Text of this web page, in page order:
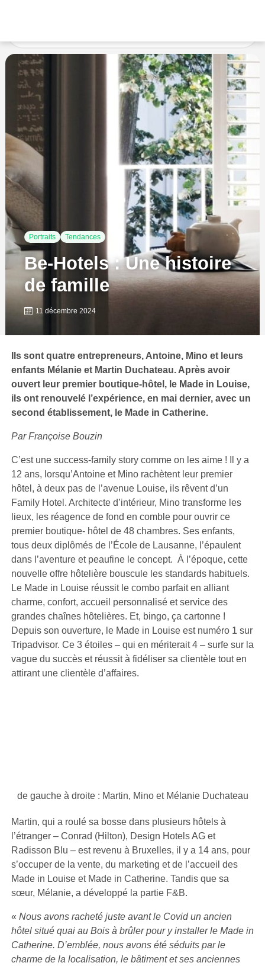
Portraits Tendances
Be-Hotels : Une histoire
de famille
11 décembre 2024
Ils sont quatre entrepreneurs, Antoine, Mino et leurs
enfants Mélanie et Martin Duchateau. Après avoir
ouvert leur premier boutique-hôtel, le Made in Louise,
ils ont renouvelé l’expérience, en mai dernier, avec un
second établissement, le Made in Catherine.
Par Françoise Bouzin
C’est une success-family story comme on les aime ! Il y a
12 ans, lorsqu’Antoine et Mino rachètent leur premier
hôtel, à deux pas de l’avenue Louise, ils rêvent d’un
Family Hotel. Architecte d’intérieur, Mino transforme les
lieux, les réagence de fond en comble pour ouvrir ce
premier boutique- hôtel de 48 chambres. Ses enfants,
tous deux diplômés de l’École de Lausanne, l’épaulent
dans l’aventure et peaufine le concept. À l’époque, cette
nouvelle offre hôtelière bouscule les standards habituels.
Le Made in Louise réussit le combo parfait en alliant
charme, confort, accueil personnalisé et service des
grandes chaînes hôtelières. Et, bingo, ça cartonne !
Depuis son ouverture, le Made in Louise est numéro 1 sur
Tripadvisor. Ce 3 étoiles – qui en mériterait 4 – surfe sur la
vague du succès et réussit à fidéliser sa clientèle tout en
attirant une clientèle d’affaires.
de gauche à droite : Martin, Mino et Mélanie Duchateau
Martin, qui a roulé sa bosse dans plusieurs hôtels à
l’étranger – Conrad (Hilton), Design Hotels AG et
Radisson Blu – est revenu à Bruxelles, il y a 14 ans, pour
s’occuper de la vente, du marketing et de l’accueil des
Made in Louise et Made in Catherine. Tandis que sa
sœur, Mélanie, a développé la partie F&B.
« Nous avons racheté juste avant le Covid un ancien
hôtel situé quai au Bois à brûler pour y installer le Made in
Catherine. D’emblée, nous avons été séduits par le
charme de la localisation, le bâtiment et ses anciennes